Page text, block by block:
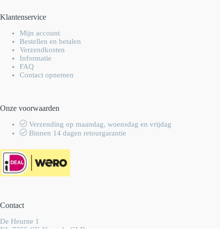
Klantenservice
Mijn account
Bestellen en betalen
Verzendkosten
Informatie
FAQ
Contact opnemen
Onze voorwaarden
Verzending op maandag, woensdag en vrijdag
Binnen 14 dagen retourgarantie
Contact
De Heurne 1
NL-7255 CK Hengelo GLD